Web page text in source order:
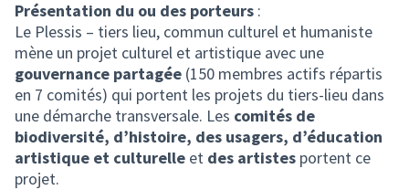
Présentation du ou des porteurs :
Le Plessis – tiers lieu, commun culturel et humaniste
mène un projet culturel et artistique avec une
gouvernance partagée (150 membres actifs répartis
en 7 comités) qui portent les projets du tiers-lieu dans
une démarche transversale. Les comités de
biodiversité, d’histoire, des usagers, d’éducation
artistique et culturelle et des artistes portent ce
projet.